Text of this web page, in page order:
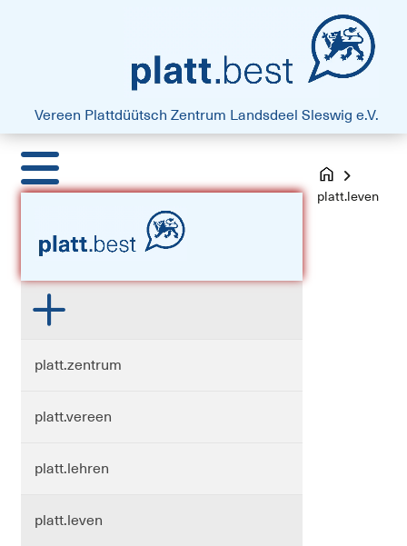
platt.best - Drift vun Harten
Vereen Plattdüütsch Zentrum Landsdeel Sleswig e.V.
platt.zentrum
platt.vereen
platt.lehren
platt.leven
platt.leven